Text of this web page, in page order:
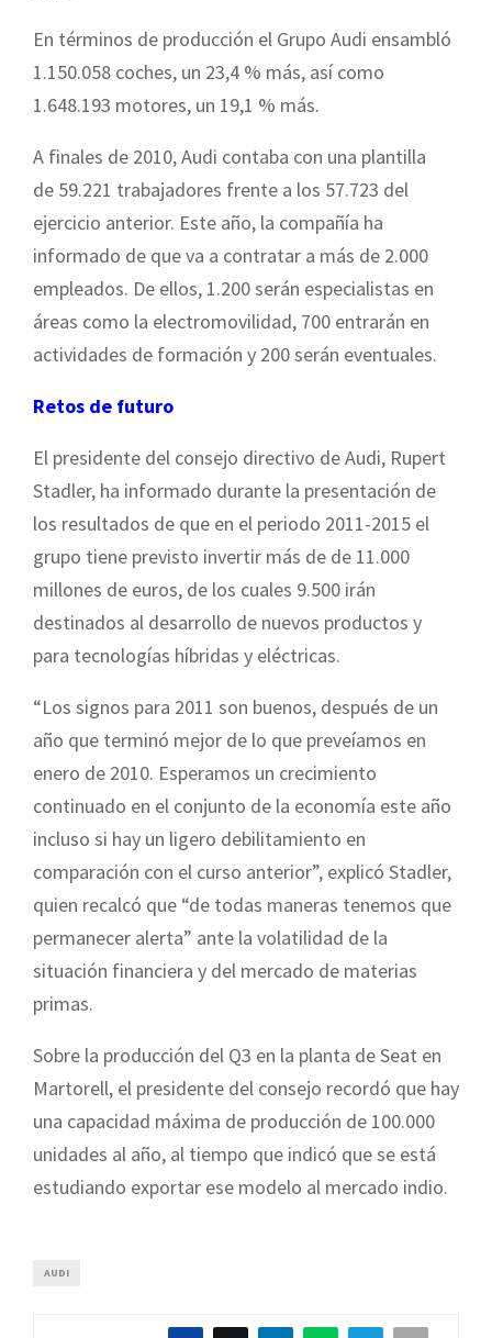
En términos de producción el Grupo Audi ensambló
1.150.058 coches, un 23,4 % más, así como
1.648.193 motores, un 19,1 % más.
A finales de 2010, Audi contaba con una plantilla
de 59.221 trabajadores frente a los 57.723 del
ejercicio anterior. Este año, la compañía ha
informado de que va a contratar a más de 2.000
empleados. De ellos, 1.200 serán especialistas en
áreas como la electromovilidad, 700 entrarán en
actividades de formación y 200 serán eventuales.
Retos de futuro
El presidente del consejo directivo de Audi, Rupert
Stadler, ha informado durante la presentación de
los resultados de que en el periodo 2011-2015 el
grupo tiene previsto invertir más de de 11.000
millones de euros, de los cuales 9.500 irán
destinados al desarrollo de nuevos productos y
para tecnologías híbridas y eléctricas.
“Los signos para 2011 son buenos, después de un
año que terminó mejor de lo que preveíamos en
enero de 2010. Esperamos un crecimiento
continuado en el conjunto de la economía este año
incluso si hay un ligero debilitamiento en
comparación con el curso anterior”, explicó Stadler,
quien recalcó que “de todas maneras tenemos que
permanecer alerta” ante la volatilidad de la
situación financiera y del mercado de materias
primas.
Sobre la producción del Q3 en la planta de Seat en
Martorell, el presidente del consejo recordó que hay
una capacidad máxima de producción de 100.000
unidades al año, al tiempo que indicó que se está
estudiando exportar ese modelo al mercado indio.
AUDI